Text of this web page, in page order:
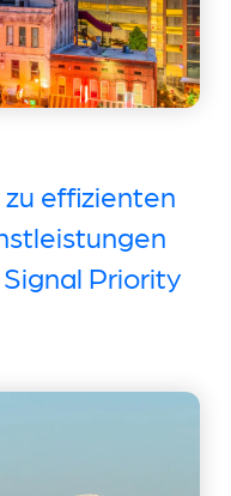
effizienten
Priority